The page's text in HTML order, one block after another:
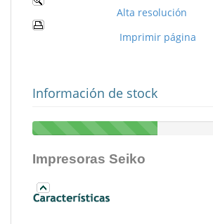
Alta resolución
Imprimir página
Información de stock
Impresoras Seiko